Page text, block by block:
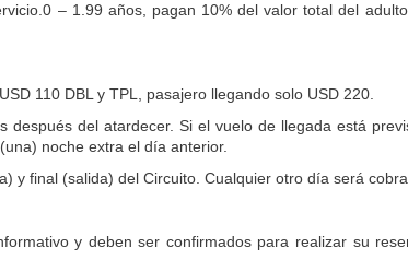
– 1.99 años, pagan 10% del valor total del
110 DBL y TPL, pasajero llegando solo USD 220.
del atardecer. Si el vuelo de llegada está
noche extra el día anterior.
y final (salida) del Circuito. Cualquier otro día será
y deben ser confirmados para realizar su